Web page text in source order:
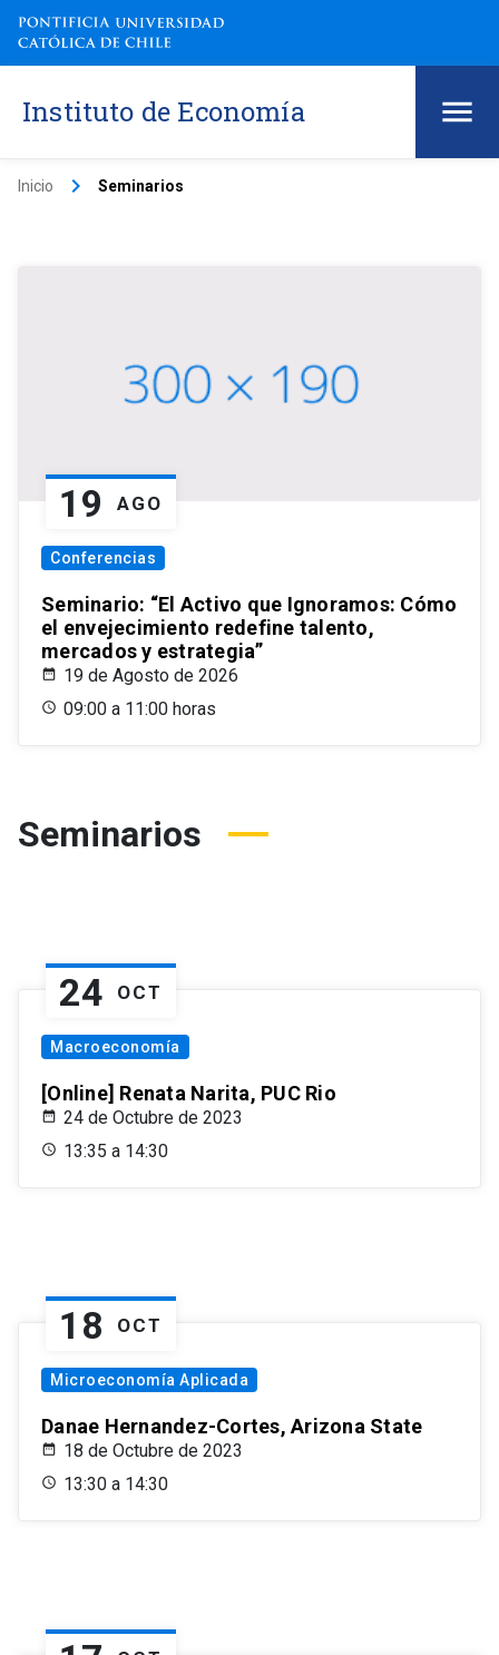
Instituto de Economía
Inicio keyboard_arrow_right Seminarios
19 AGO
Conferencias
Seminario: “El Activo que Ignoramos: Cómo
el envejecimiento redefine talento,
mercados y estrategia”
19 de Agosto de 2026
09:00 a 11:00 horas
Seminarios
24 OCT
Macroeconomía
[Online] Renata Narita, PUC Rio
24 de Octubre de 2023
13:35 a 14:30
18 OCT
Microeconomía Aplicada
Danae Hernandez-Cortes, Arizona State
18 de Octubre de 2023
13:30 a 14:30